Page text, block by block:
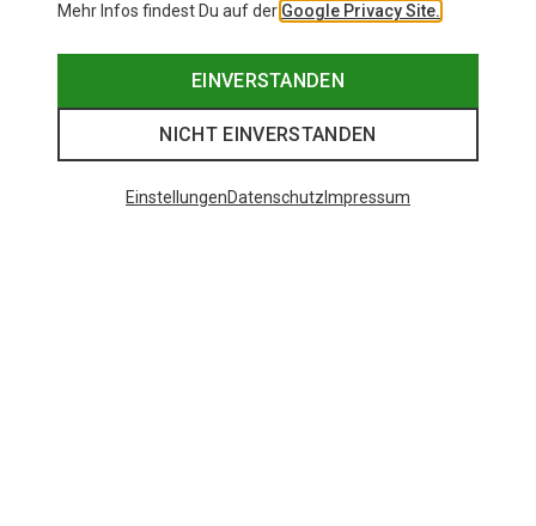
Mehr Infos findest Du auf der Google Privacy Site.
EINVERSTANDEN
NICHT EINVERSTANDEN
EinstellungenDatenschutz Impressum